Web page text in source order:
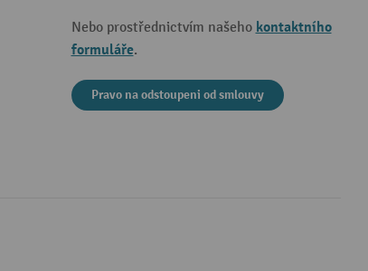
Nebo prostřednictvím našeho kontaktního
formuláře.
Pravo na odstoupeni od smlouvy